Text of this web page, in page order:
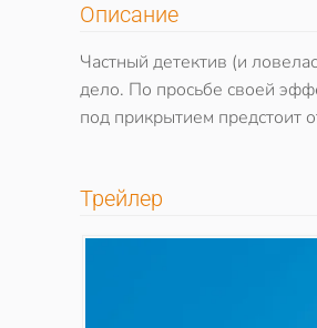
Описание
Частный детектив (и
дело. По просьбе своей
под прикрытием
Трейлер